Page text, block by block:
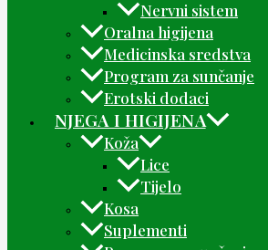
Nervni sistem
Oralna higijena
Medicinska sredstva
Program za sunčanje
Erotski dodaci
NJEGA I HIGIJENA
Koža
Lice
Tijelo
Kosa
Suplementi